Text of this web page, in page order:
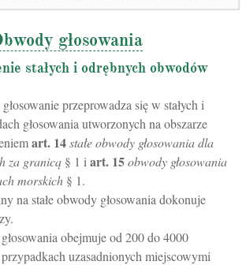
głosowania
stałych i odrębnych obwodów
przeprowadza się w stałych i
głosowania utworzonych na obszarze
art. 14stałe obwody głosowania dla
za granicą § 1 i art. 15obwody głosowania
morskich § 1.
na stałe obwody głosowania dokonuje
obejmuje od 200 do 4000
uzasadnionych miejscowymi